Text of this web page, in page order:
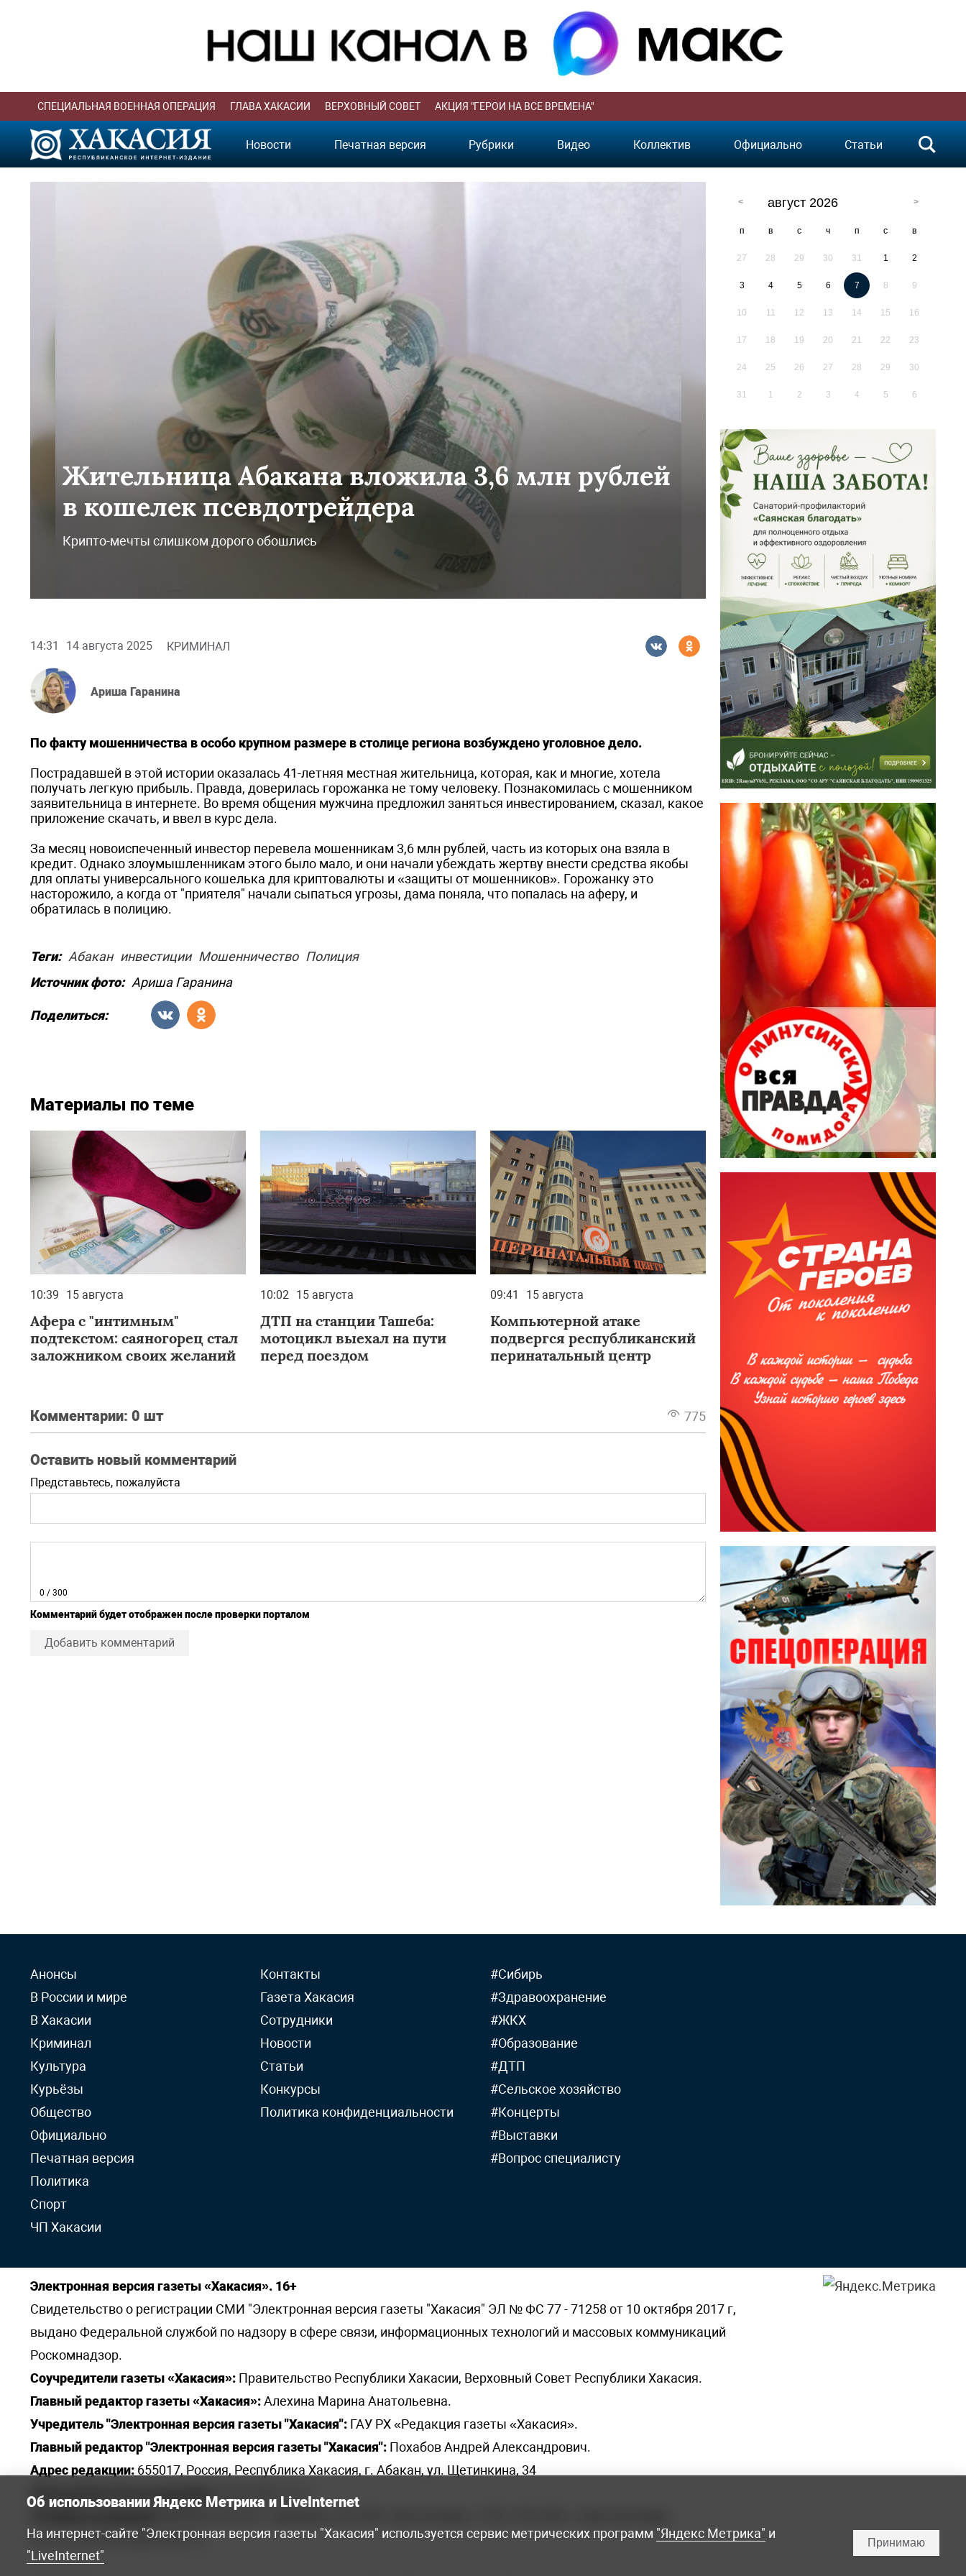
СПЕЦИАЛЬНАЯ ВОЕННАЯ ОПЕРАЦИЯ ГЛАВА ХАКАСИИ ВЕРХОВНЫЙ СОВЕТ АКЦИЯ "ГЕРОИ НА ВСЕ ВРЕМЕНА"
Новости Печатная версия Рубрики Видео Коллектив Официально Статьи
Жительница Абакана вложила 3,6 млн рублей
в кошелек псевдотрейдера
Крипто-мечты слишком дорого обошлись
14:31 14 августа 2025 КРИМИНАЛ
Ариша Гаранина
По факту мошенничества в особо крупном размере в столице региона возбуждено уголовное дело.
Пострадавшей в этой истории оказалась 41-летняя местная жительница, которая, как и многие, хотела
получать легкую прибыль. Правда, доверилась горожанка не тому человеку. Познакомилась с мошенником
заявительница в интернете. Во время общения мужчина предложил заняться инвестированием, сказал, какое
приложение скачать, и ввел в курс дела.
За месяц новоиспеченный инвестор перевела мошенникам 3,6 млн рублей, часть из которых она взяла в
кредит. Однако злоумышленникам этого было мало, и они начали убеждать жертву внести средства якобы
для оплаты универсального кошелька для криптовалюты и «защиты от мошенников». Горожанку это
насторожило, а когда от "приятеля" начали сыпаться угрозы, дама поняла, что попалась на аферу, и
обратилась в полицию.
Теги: Абакан инвестиции Мошенничество Полиция
Источник фото: Ариша Гаранина
Поделиться:
Материалы по теме
10:39 15 августа
Афера с "интимным"
подтекстом: саяногорец стал
заложником своих желаний
10:02 15 августа
ДТП на станции Ташеба:
мотоцикл выехал на пути
перед поездом
09:41 15 августа
Компьютерной атаке
подвергся республиканский
перинатальный центр
Комментарии: 0 шт 775
Оставить новый комментарий
Представьтесь, пожалуйста
0 / 300
Комментарий будет отображен после проверки порталом
Добавить комментарий
август 2026
п в с ч п с в
27 28 29 30 31 1 2
3 4 5 6 7 8 9
10 11 12 13 14 15 16
17 18 19 20 21 22 23
24 25 26 27 28 29 30
31 1 2 3 4 5 6
Анонсы
В России и мире
В Хакасии
Криминал
Культура
Курьёзы
Общество
Официально
Печатная версия
Политика
Спорт
ЧП Хакасии
Контакты
Газета Хакасия
Сотрудники
Новости
Статьи
Конкурсы
Политика конфиденциальности
#Сибирь
#Здравоохранение
#ЖКХ
#Образование
#ДТП
#Сельское хозяйство
#Концерты
#Выставки
#Вопрос специалисту
Электронная версия газеты «Хакасия». 16+
Свидетельство о регистрации СМИ "Электронная версия газеты "Хакасия" ЭЛ № ФС 77 - 71258 от 10 октября 2017 г,
выдано Федеральной службой по надзору в сфере связи, информационных технологий и массовых коммуникаций
Роскомнадзор.
Соучредители газеты «Хакасия»: Правительство Республики Хакасии, Верховный Совет Республики Хакасия.
Главный редактор газеты «Хакасия»:Алехина Марина Анатольевна.
Учредитель "Электронная версия газеты "Хакасия": ГАУ РХ «Редакция газеты «Хакасия».
Главный редактор "Электронная версия газеты "Хакасия": Похабов Андрей Александрович.
Адрес редакции: 655017, Россия, Республика Хакасия, г. Абакан, ул. Щетинкина, 34
Электронная почта редакции: khakred@r-19.ru
elena.s.korotkowa@yandex.ru.
Об использовании Яндекс Метрика и LiveInternet
На интернет-сайте "Электронная версия газеты "Хакасия" используется сервис метрических программ "Яндекс Метрика" и
"LiveInternet"
Принимаю